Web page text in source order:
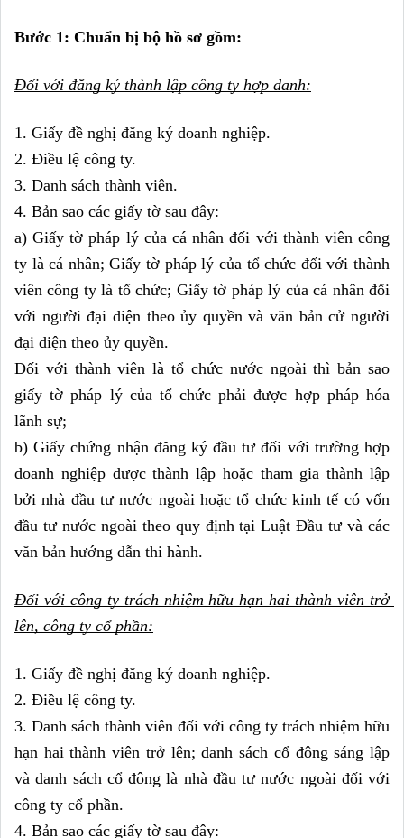
Bước 1: Chuẩn bị bộ hồ sơ gồm:
Đối với đăng ký thành lập công ty hợp danh:
1. Giấy đề nghị đăng ký doanh nghiệp.
2. Điều lệ công ty.
3. Danh sách thành viên.
4. Bản sao các giấy tờ sau đây:
a) Giấy tờ pháp lý của cá nhân đối với thành viên công
ty là cá nhân; Giấy tờ pháp lý của tổ chức đối với thành
viên công ty là tổ chức; Giấy tờ pháp lý của cá nhân đối
với người đại diện theo ủy quyền và văn bản cử người
đại diện theo ủy quyền.
Đối với thành viên là tổ chức nước ngoài thì bản sao
giấy tờ pháp lý của tổ chức phải được hợp pháp hóa
lãnh sự;
b) Giấy chứng nhận đăng ký đầu tư đối với trường hợp
doanh nghiệp được thành lập hoặc tham gia thành lập
bởi nhà đầu tư nước ngoài hoặc tổ chức kinh tế có vốn
đầu tư nước ngoài theo quy định tại Luật Đầu tư và các
văn bản hướng dẫn thi hành.
Đối với công ty trách nhiệm hữu hạn hai thành viên trở
lên, công ty cổ phần:
1. Giấy đề nghị đăng ký doanh nghiệp.
2. Điều lệ công ty.
3. Danh sách thành viên đối với công ty trách nhiệm hữu
hạn hai thành viên trở lên; danh sách cổ đông sáng lập
và danh sách cổ đông là nhà đầu tư nước ngoài đối với
công ty cổ phần.
4. Bản sao các giấy tờ sau đây: